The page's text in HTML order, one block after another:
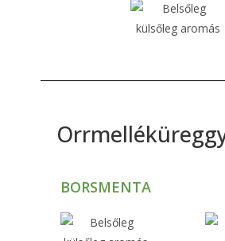
BORSMENTA